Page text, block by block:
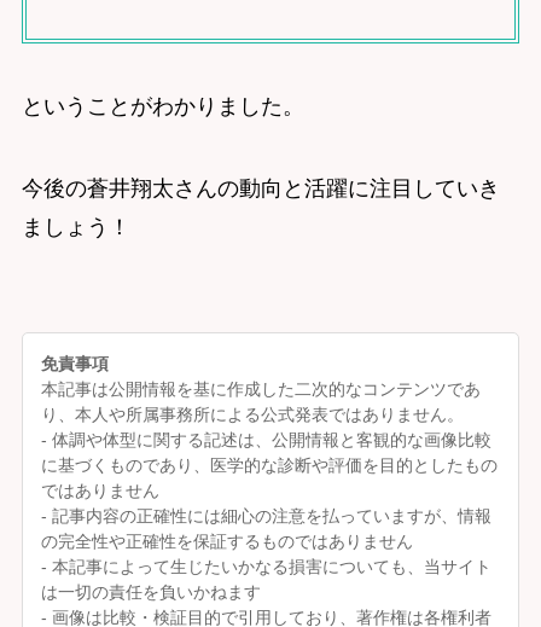
ということがわかりました。
今後の蒼井翔太さんの動向と活躍に注目していき
ましょう！
免責事項
本記事は公開情報を基に作成した二次的なコンテンツであ
り、本人や所属事務所による公式発表ではありません。
- 体調や体型に関する記述は、公開情報と客観的な画像比較
に基づくものであり、医学的な診断や評価を目的としたもの
ではありません
- 記事内容の正確性には細心の注意を払っていますが、情報
の完全性や正確性を保証するものではありません
- 本記事によって生じたいかなる損害についても、当サイト
は一切の責任を負いかねます
- 画像は比較・検証目的で引用しており、著作権は各権利者